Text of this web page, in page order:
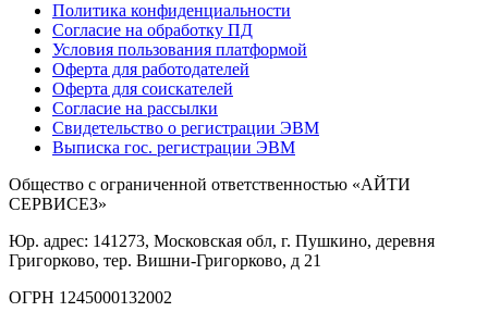
Политика конфиденциальности
Согласие на обработку ПД
Условия пользования платформой
Оферта для работодателей
Оферта для соискателей
Согласие на рассылки
Свидетельство о регистрации ЭВМ
Выписка гос. регистрации ЭВМ
Общество с ограниченной ответственностью «АЙТИ
СЕРВИСЕЗ»
Юр. адрес: 141273, Московская обл, г. Пушкино, деревня
Григорково, тер. Вишни-Григорково, д 21
ОГРН 1245000132002